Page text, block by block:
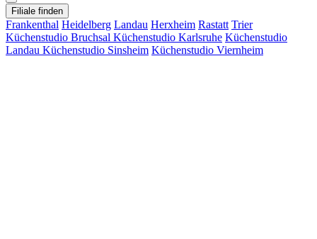
Filiale finden
Frankenthal Heidelberg Landau Herxheim Rastatt Trier
Küchenstudio Bruchsal Küchenstudio Karlsruhe Küchenstudio
Landau Küchenstudio Sinsheim Küchenstudio Viernheim